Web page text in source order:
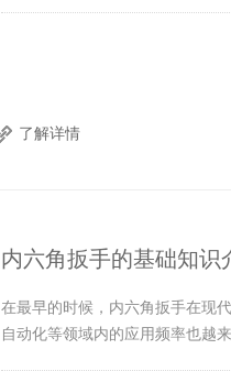
了解详情
内六角扳手的基础知识
在最早的时候，内六角扳手在现
自动化等领域内的应用频率也越来